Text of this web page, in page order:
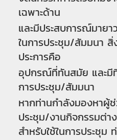
เฉพาะด้าน
และมีประสบการณ์มาย
ในการประชุม/สัมมนา
ประการคือ
อุปกรณ์ที่ทันสมัย และมี
การประชุม/สัมมนา
หากท่านกำลังมองหาผู้
ประชุม/งานกิจกรรมต่
สำหรับใช้ในการประชุม